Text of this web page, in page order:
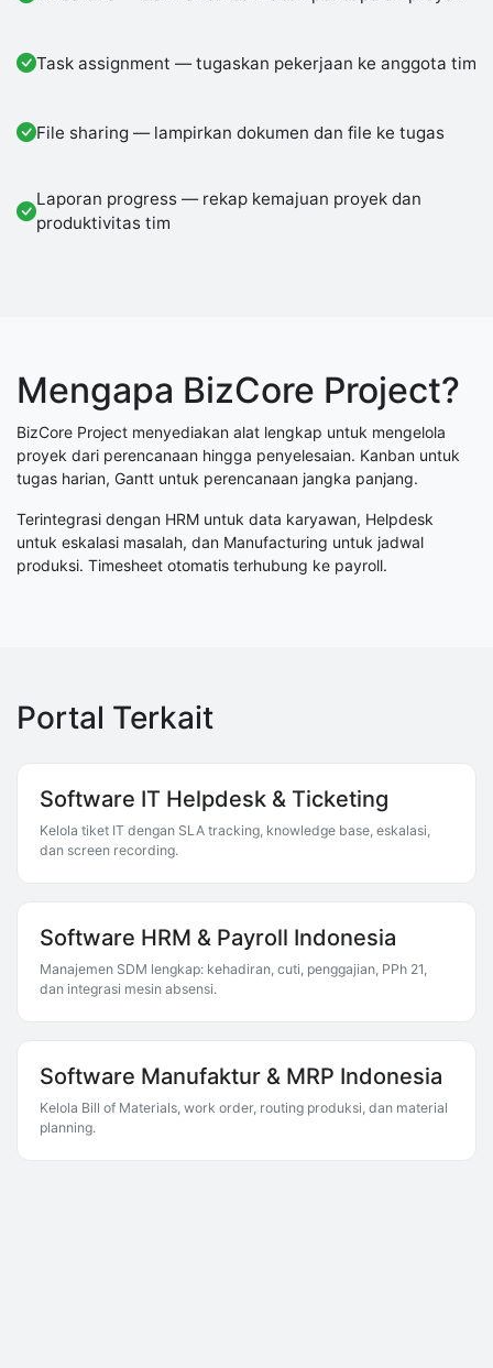
Task assignment — tugaskan pekerjaan ke anggota tim
File sharing — lampirkan dokumen dan file ke tugas
Laporan progress — rekap kemajuan proyek dan
produktivitas tim
Mengapa BizCore Project?
BizCore Project menyediakan alat lengkap untuk mengelola
proyek dari perencanaan hingga penyelesaian. Kanban untuk
tugas harian, Gantt untuk perencanaan jangka panjang.
Terintegrasi dengan HRM untuk data karyawan, Helpdesk
untuk eskalasi masalah, dan Manufacturing untuk jadwal
produksi. Timesheet otomatis terhubung ke payroll.
Portal Terkait
Software IT Helpdesk & Ticketing
Kelola tiket IT dengan SLA tracking, knowledge base, eskalasi,
dan screen recording.
Software HRM & Payroll Indonesia
Manajemen SDM lengkap: kehadiran, cuti, penggajian, PPh 21,
dan integrasi mesin absensi.
Software Manufaktur & MRP Indonesia
Kelola Bill of Materials, work order, routing produksi, dan material
planning.